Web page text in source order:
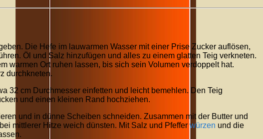
Die Hefe im lauwarmen Wasser mit einer Prise Zucker auflösen,
Öl und Salz hinzufügen und alles zu einem glatten Teig verkneten.
warmen Ort ruhen lassen, bis sich sein Volumen verdoppelt hat.
durchkneten.
32 cm Durchmesser einfetten und leicht bemehlen. Den Teig
und einen kleinen Rand hochziehen.
und in dünne Scheiben schneiden. Zusammen mit der Butter und
mittlerer Hitze weich dünsten. Mit Salz und Pfeffer würzen und die